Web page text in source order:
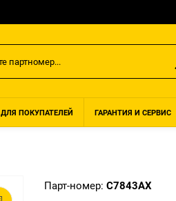
ДЛЯ ПОКУПАТЕЛЕЙ ГАРАНТИЯ И СЕРВИС
Парт-номер: C7843AX